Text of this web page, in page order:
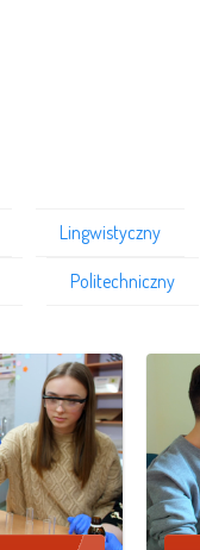
Lingwistyczny
Politechniczny